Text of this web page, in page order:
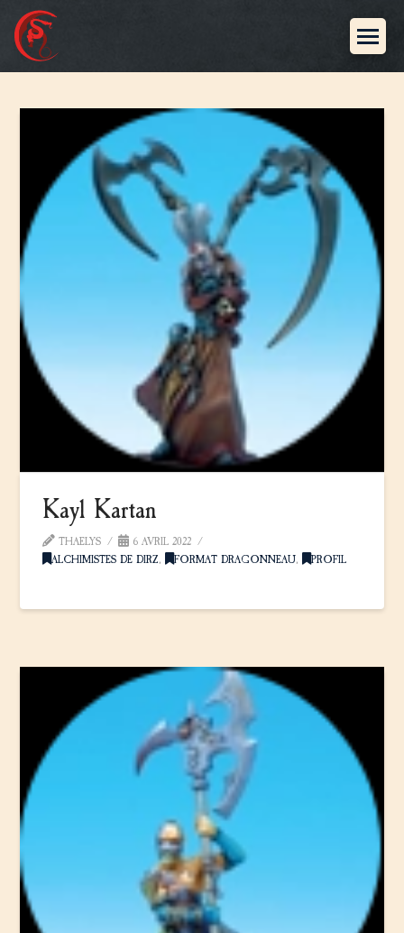
Kayl Kartan
THAELYS
6 AVRIL 2022
ALCHIMISTES DE DIRZ, FORMAT DRAGONNEAU, PROFIL